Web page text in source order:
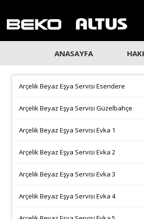
ANASAYFA
Arçelik Beyaz Eşya Servisi Esendere
Arçelik Beyaz Eşya Servisi Güzelbahçe
Arçelik Beyaz Eşya Servisi Evka 1
Arçelik Beyaz Eşya Servisi Evka 2
Arçelik Beyaz Eşya Servisi Evka 3
Arçelik Beyaz Eşya Servisi Evka 4